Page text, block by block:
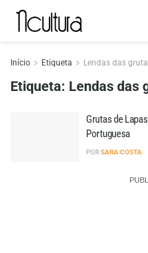
Início Etiqueta Lendas das
Etiqueta: Lendas das
Grutas de
Portuguesa
PORSARA COSTA